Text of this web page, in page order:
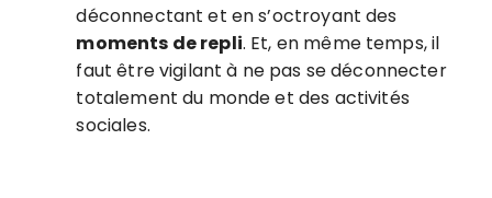
déconnectant et en s’octroyant des
moments de repli. Et, en même temps, il
faut être vigilant à ne pas se déconnecter
totalement du monde et des activités
sociales.